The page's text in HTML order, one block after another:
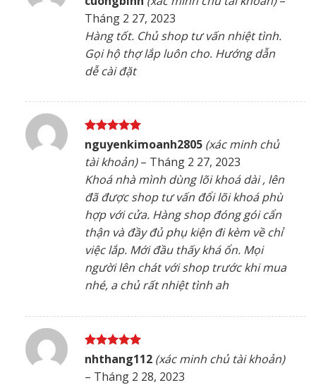
55
sao
Tháng 2 27, 2023
Hàng tốt. Chủ shop tư vấn nhiệt tình.
Gọi hộ thợ lắp luôn cho. Hướng dẫn
dễ cài đặt
Được xếp
hạng
sao
nguyenkimoanh2805 (xác minh chủ
tài khoản) – Tháng 2 27, 2023
Khoá nhà mình dùng lõi khoá dài , lên
đã được shop tư vấn đổi lõi khoá phù
hợp với cửa. Hàng shop đóng gói cẩn
thận và đầy đủ phụ kiện đi kèm về chỉ
việc lắp. Mới đầu thấy khá ổn. Mọi
người lên chát với shop trước khi mua
nhé, a chủ rất nhiệt tình ah
Được xếp
5
sao
nhthang112 (xác minh chủ tài khoản)
– Tháng 2 28, 2023